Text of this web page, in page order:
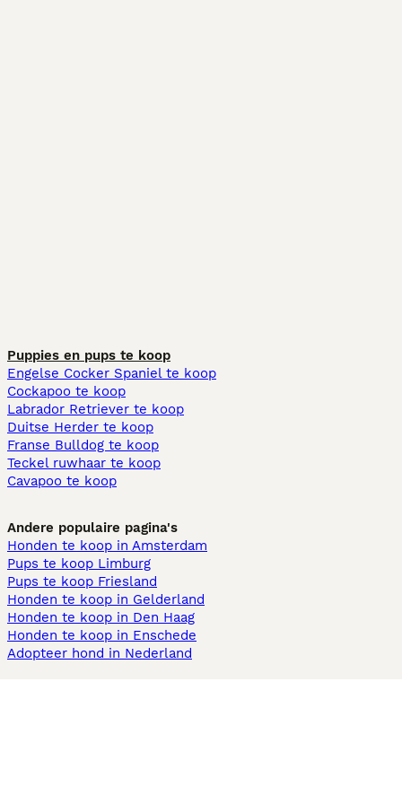
Puppies en pups te koop
Engelse Cocker Spaniel te koop
Cockapoo te koop
Labrador Retriever te koop
Duitse Herder te koop
Franse Bulldog te koop
Teckel ruwhaar te koop
Cavapoo te koop
Andere populaire pagina's
Honden te koop in Amsterdam
Pups te koop Limburg​
Pups te koop Friesland​
Honden te koop in Gelderland
Honden te koop in Den Haag
Honden te koop in Enschede
Adopteer hond in Nederland